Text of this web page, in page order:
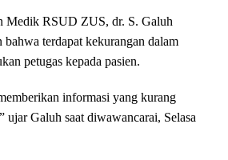
Medik RSUD ZUS, dr. S. Galuh
bahwa terdapat kekurangan dalam
petugas kepada pasien.
informasi yang kurang
ujar Galuh saat diwawancarai, Selasa